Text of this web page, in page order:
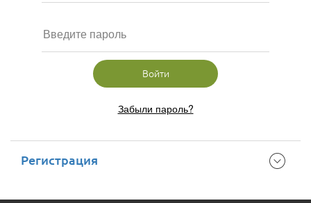
Войти
Забыли пароль?
Регистрация